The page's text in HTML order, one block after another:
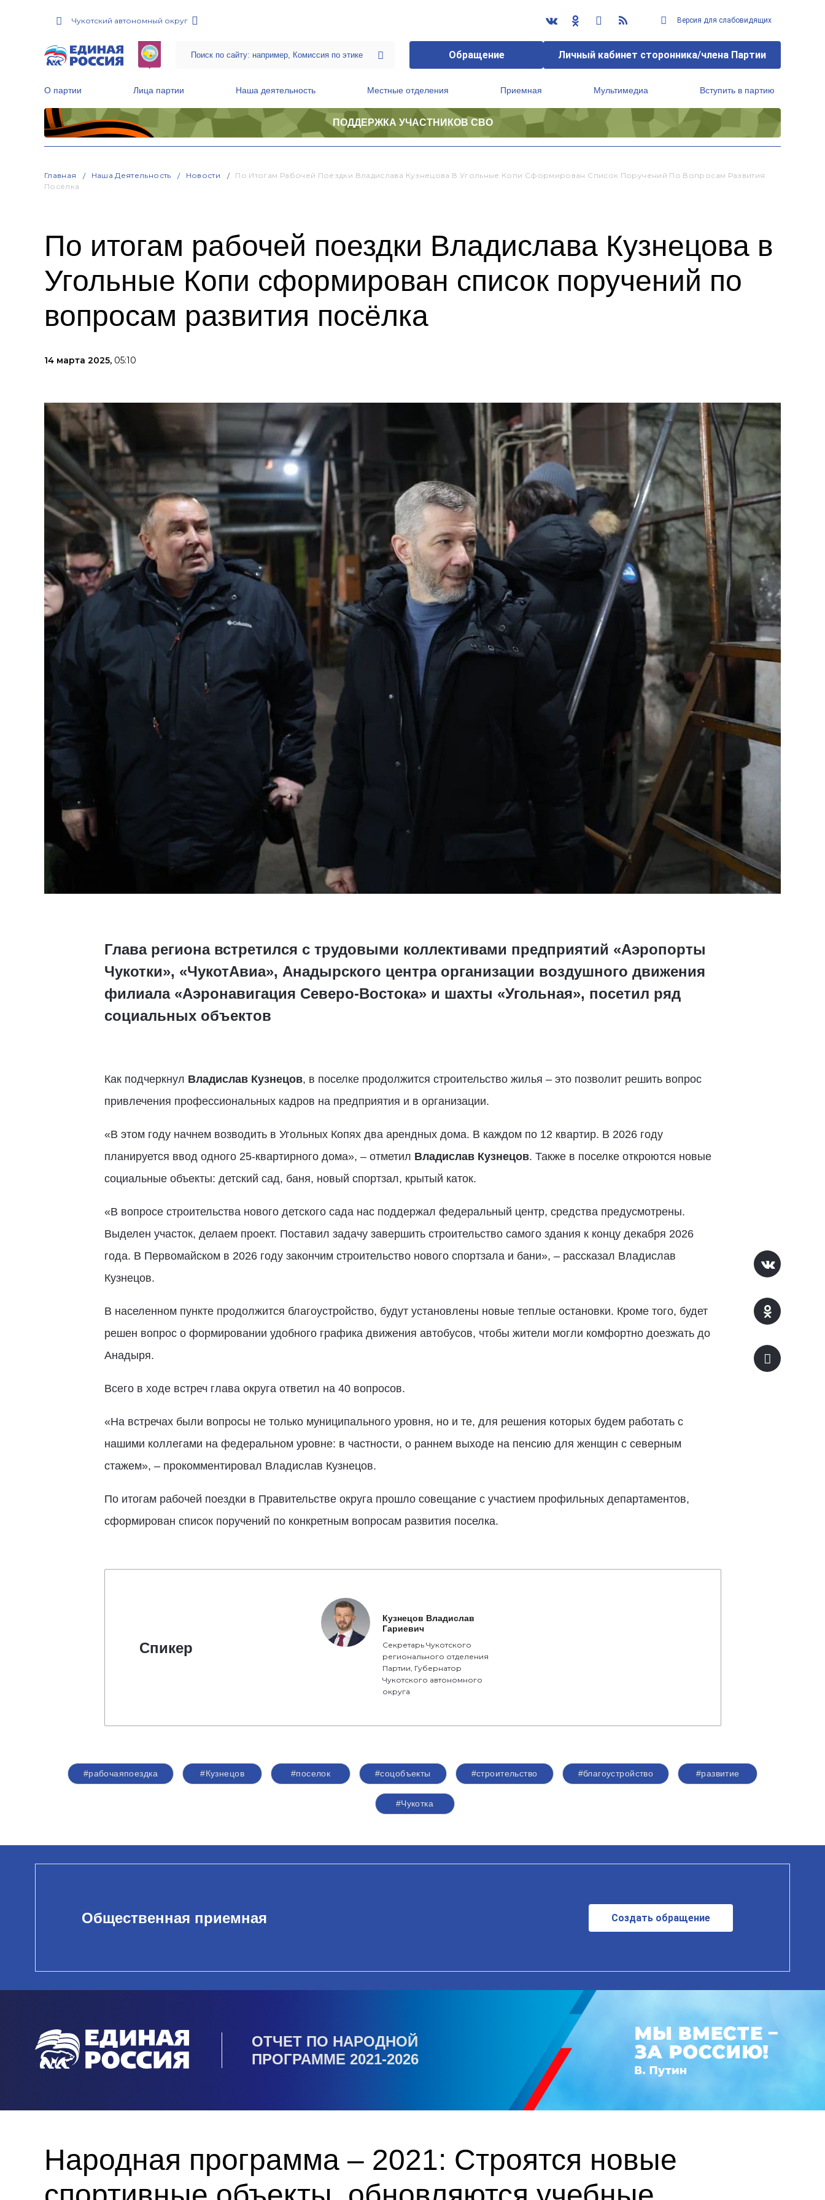
Чукотский автономный округ Версия для слабовидящих
Обращение Личный кабинет сторонника/члена Партии
О партии Лица партии Наша деятельность Местные отделения Приемная Мультимедиа Вступить в партию
ПОДДЕРЖКА УЧАСТНИКОВ СВО
Главная Наша Деятельность Новости
По Итогам Рабочей Поездки Владислава Кузнецова В Угольные Копи Сформирован Список Поручений По Вопросам Развития
Посёлка
По итогам рабочей поездки Владислава Кузнецова в
Угольные Копи сформирован список поручений по
вопросам развития посёлка
14 марта 2025, 05:10
Глава региона встретился с трудовыми коллективами предприятий «Аэропорты
Чукотки», «ЧукотАвиа», Анадырского центра организации воздушного движения
филиала «Аэронавигация Северо-Востока» и шахты «Угольная», посетил ряд
социальных объектов
Как подчеркнул Владислав Кузнецов, в поселке продолжится строительство жилья – это позволит решить вопрос
привлечения профессиональных кадров на предприятия и в организации.
«В этом году начнем возводить в Угольных Копях два арендных дома. В каждом по 12 квартир. В 2026 году
планируется ввод одного 25-квартирного дома», – отметил Владислав Кузнецов. Также в поселке откроются новые
социальные объекты: детский сад, баня, новый спортзал, крытый каток.
«В вопросе строительства нового детского сада нас поддержал федеральный центр, средства предусмотрены.
Выделен участок, делаем проект. Поставил задачу завершить строительство самого здания к концу декабря 2026
года. В Первомайском в 2026 году закончим строительство нового спортзала и бани», – рассказал Владислав
Кузнецов.
В населенном пункте продолжится благоустройство, будут установлены новые теплые остановки. Кроме того, будет
решен вопрос о формировании удобного графика движения автобусов, чтобы жители могли комфортно доезжать до
Анадыря.
Всего в ходе встреч глава округа ответил на 40 вопросов.
«На встречах были вопросы не только муниципального уровня, но и те, для решения которых будем работать с
нашими коллегами на федеральном уровне: в частности, о раннем выходе на пенсию для женщин с северным
стажем», – прокомментировал Владислав Кузнецов.
По итогам рабочей поездки в Правительстве округа прошло совещание с участием профильных департаментов,
сформирован список поручений по конкретным вопросам развития поселка.
Спикер
Кузнецов Владислав
Гариевич
Секретарь Чукотского
регионального отделения
Партии, Губернатор
Чукотского автономного
округа
#рабочаяпоездка #Кузнецов #поселок #соцобъекты #строительство #благоустройство #развитие
#Чукотка
Общественная приемная Создать обращение
ОТЧЕТ ПО НАРОДНОЙ
ПРОГРАММЕ 2021-2026
Народная программа – 2021: Строятся новые